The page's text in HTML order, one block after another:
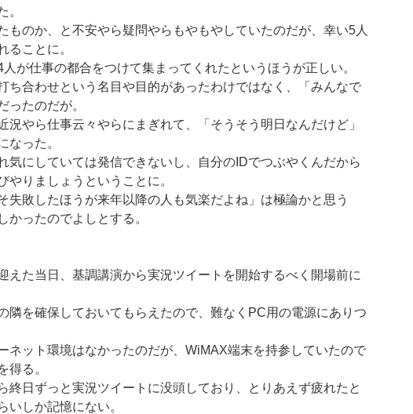
。
ものか、と不安やら疑問やらもやもやしていたのだが、幸い5人
ることに。
人が仕事の都合をつけて集まってくれたというほうが正しい。
ち合わせという名目や目的があったわけではなく、「みんなで
ったのだが。
況やら仕事云々やらにまぎれて、「そうそう明日なんだけど」
なった。
気にしていては発信できないし、自分のIDでつぶやくんだから
やりましょうということに。
失敗したほうが来年以降の人も気楽だよね」は極論かと思う
かったのでよしとする。
えた当日、基調講演から実況ツイートを開始するべく開場前に
隣を確保しておいてもらえたので、難なくPC用の電源にありつ
ネット環境はなかったのだが、WiMAX端末を持参していたので
得る。
終日ずっと実況ツイートに没頭しており、とりあえず疲れたと
いしか記憶にない。